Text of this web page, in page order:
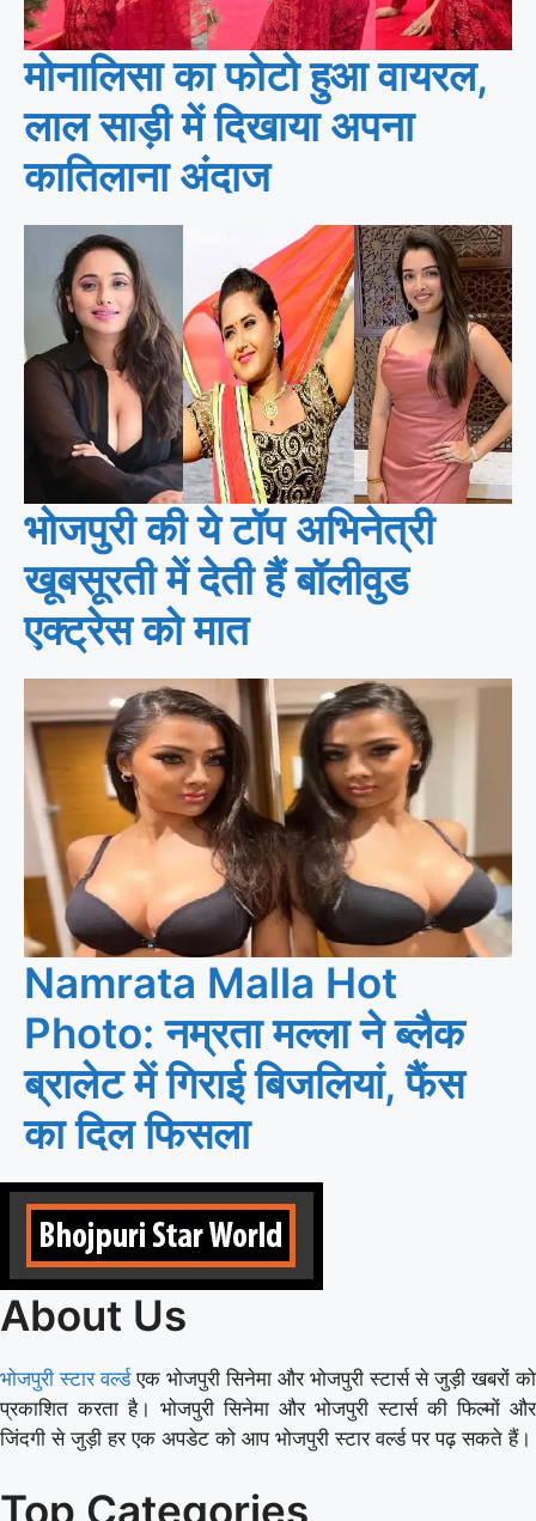
मोनालिसा का फोटो हुआ वायरल,
लाल साड़ी में दिखाया अपना
कातिलाना अंदाज
भोजपुरी की ये टॉप अभिनेत्री
खूबसूरती में देती हैं बॉलीवुड
एक्ट्रेस को मात
Namrata Malla Hot
Photo: नम्रता मल्ला ने ब्लैक
ब्रालेट में गिराई बिजलियां, फैंस
का दिल फिसला
About Us
भोजपुरी स्टार वर्ल्डएक भोजपुरी सिनेमा और भोजपुरी स्टार्स से जुड़ी खबरों को
प्रकाशित करता है। भोजपुरी सिनेमा और भोजपुरी स्टार्स की फिल्मों और
जिंदगी से जुड़ी हर एक अपडेट को आप भोजपुरी स्टार वर्ल्ड पर पढ़ सकते हैं।
Top Categories